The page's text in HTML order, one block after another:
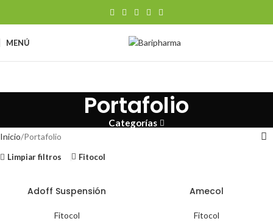
MENÚ
Portafolio
Categorías
Inicio Portafolio
Limpiar filtros Fitocol
Adoff Suspensión
Fitocol
Amecol
Fitocol